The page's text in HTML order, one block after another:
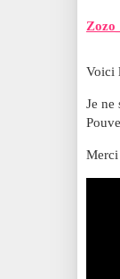
Voici
Je ne
Merci